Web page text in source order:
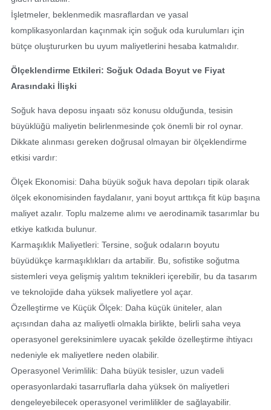
İşletmeler, beklenmedik masraflardan ve yasal
komplikasyonlardan kaçınmak için soğuk oda kurulumları için
bütçe oluştururken bu uyum maliyetlerini hesaba katmalıdır.
Ölçeklendirme Etkileri: Soğuk Odada Boyut ve Fiyat
Arasındaki İlişki
Soğuk hava deposu inşaatı söz konusu olduğunda, tesisin
büyüklüğü maliyetin belirlenmesinde çok önemli bir rol oynar.
Dikkate alınması gereken doğrusal olmayan bir ölçeklendirme
etkisi vardır:
Ölçek Ekonomisi: Daha büyük soğuk hava depoları tipik olarak
ölçek ekonomisinden faydalanır, yani boyut arttıkça fit küp başına
maliyet azalır. Toplu malzeme alımı ve aerodinamik tasarımlar bu
etkiye katkıda bulunur.
Karmaşıklık Maliyetleri: Tersine, soğuk odaların boyutu
büyüdükçe karmaşıklıkları da artabilir. Bu, sofistike soğutma
sistemleri veya gelişmiş yalıtım teknikleri içerebilir, bu da tasarım
ve teknolojide daha yüksek maliyetlere yol açar.
Özelleştirme ve Küçük Ölçek: Daha küçük üniteler, alan
açısından daha az maliyetli olmakla birlikte, belirli saha veya
operasyonel gereksinimlere uyacak şekilde özelleştirme ihtiyacı
nedeniyle ek maliyetlere neden olabilir.
Operasyonel Verimlilik: Daha büyük tesisler, uzun vadeli
operasyonlardaki tasarruflarla daha yüksek ön maliyetleri
dengeleyebilecek operasyonel verimlilikler de sağlayabilir.